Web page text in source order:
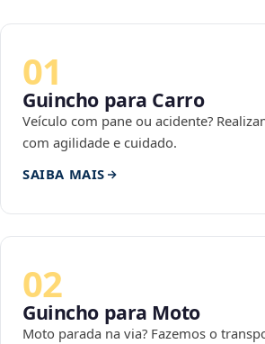
01
Guincho para Carro
Veículo com pane ou acidente?
com agilidade e cuidado.
SAIBA MAIS
02
Guincho para Moto
Moto parada na via? Fazemos o